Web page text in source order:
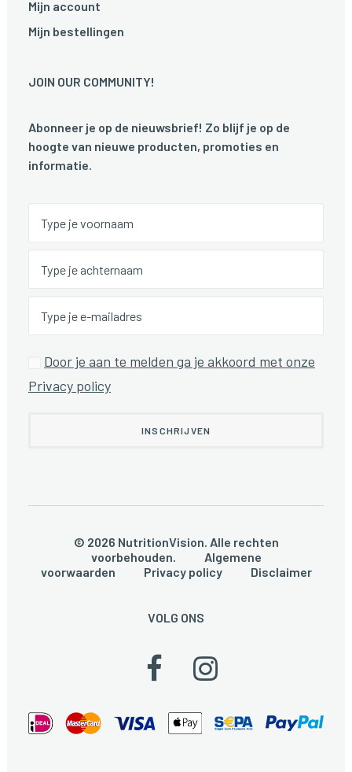
Mijn account
Mijn bestellingen
JOIN OUR COMMUNITY!
Abonneer je op de nieuwsbrief! Zo blijf je op de
hoogte van nieuwe producten, promoties en
informatie.
Door je aan te melden ga je akkoord met onze
Privacy policy
© 2026 NutritionVision. Alle rechten
voorbehouden. Algemene
voorwaarden
Privacy policy Disclaimer
VOLG ONS